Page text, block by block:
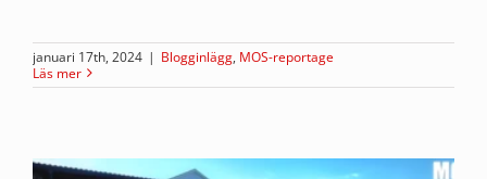
januari 17th, 2024 | Blogginlägg, MOS-reportage
Läs mer